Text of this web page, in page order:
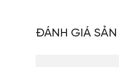
ĐÁNH GIÁ SẢN